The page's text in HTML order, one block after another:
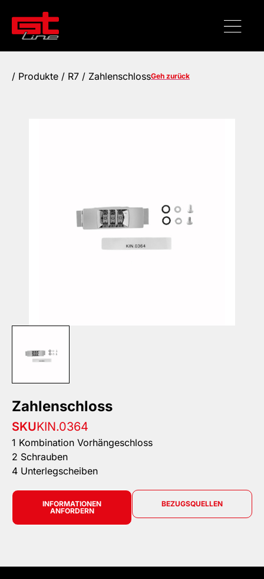
/ Produkte / R7 / ZahlenschlossGeh zurück
Zahlenschloss
SKUKIN.0364
1 Kombination Vorhängeschloss
2 Schrauben
4 Unterlegscheiben
INFORMATIONEN
ANFORDERN
BEZUGSQUELLEN